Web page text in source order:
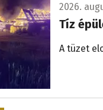
2026.
Tíz
A tüzet